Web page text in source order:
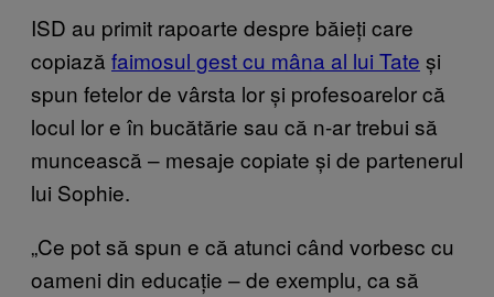
ISD au primit rapoarte despre băieți care
copiază faimosul gest cu mâna al lui Tate și
spun fetelor de vârsta lor și profesoarelor că
locul lor e în bucătărie sau că n-ar trebui să
muncească – mesaje copiate și de partenerul
lui Sophie.
„Ce pot să spun e că atunci când vorbesc cu
oameni din educație – de exemplu, ca să